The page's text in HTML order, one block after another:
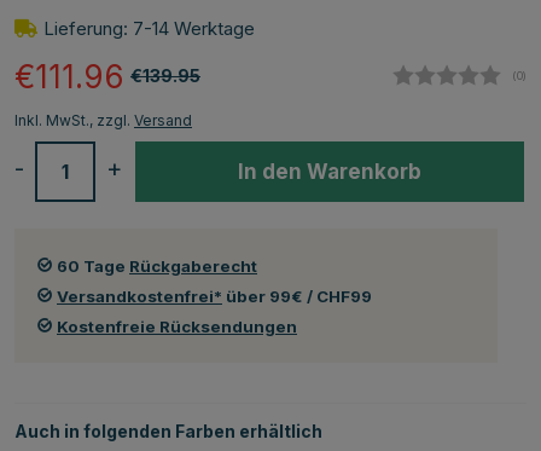
Lieferung: 7-14 Werktage
€139.95
€111.96 (0)
Inkl. MwSt., zzgl. Versand
+
- In den Warenkorb
60 Tage Rückgaberecht
Versandkostenfrei* über 99€ / CHF99
Kostenfreie Rücksendungen
Auch in folgenden Farben erhältlich